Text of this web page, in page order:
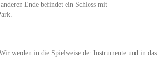
Ende befindet ein Schloss mit
werden in die Spielweise der Instrumente und in das